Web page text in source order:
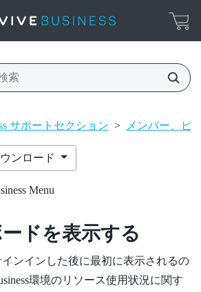
サポートセクション > メンバー、ビ
ンロード
Menu
ドを表示する
インインした後に最初に表示されるの
環境のリソース使用状況に関す